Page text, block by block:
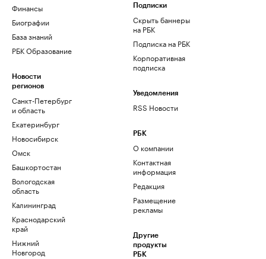
Финансы
Биографии
База знаний
РБК Образование
Новости
регионов
Санкт-Петербург
и область
Екатеринбург
Новосибирск
Омск
Башкортостан
Вологодская
область
Калининград
Краснодарский
край
Нижний
Новгород
Подписки
Скрыть баннеры
на РБК
Подписка на РБК
Корпоративная
подписка
Уведомления
RSS Новости
РБК
О компании
Контактная
информация
Редакция
Размещение
рекламы
Другие
продукты
РБК